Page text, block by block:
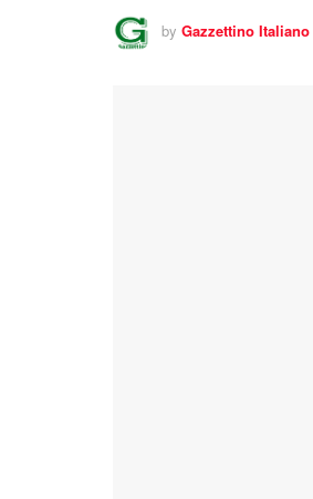
by Gazzettino